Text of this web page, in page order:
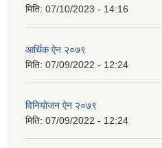
मिति: 07/10/2023 - 14:16
आर्थिक ऐन २०७९
मिति: 07/09/2022 - 12:24
विनियोजन ऐन २०७९
मिति: 07/09/2022 - 12:24